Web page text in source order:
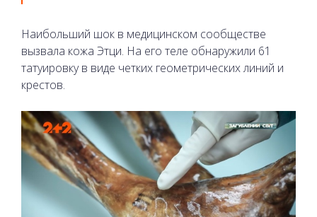
Наибольший шок в медицинском сообществе
вызвала кожа Этци. На его теле обнаружили 61
татуировку в виде четких геометрических линий и
крестов.